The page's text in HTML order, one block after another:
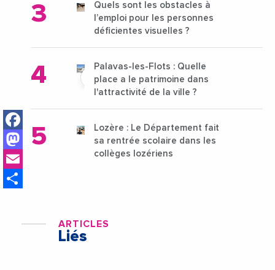
Facebook
Mastodon
Quels sont les obstacles à
l’emploi pour les personnes
déficientes visuelles ?
Palavas-les-Flots : Quelle
place a le patrimoine dans
l'attractivité de la ville ?
Lozère : Le Département fait
sa rentrée scolaire dans les
collèges lozériens
ARTICLES
Liés